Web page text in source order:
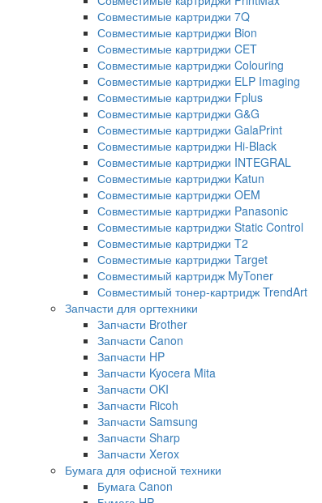
Совместимые картриджи 7Q
Совместимые картриджи Bion
Совместимые картриджи CET
Совместимые картриджи Colouring
Совместимые картриджи ELP Imaging
Совместимые картриджи Fplus
Совместимые картриджи G&G
Совместимые картриджи GalaPrint
Совместимые картриджи Hi-Black
Совместимые картриджи INTEGRAL
Совместимые картриджи Katun
Совместимые картриджи OEM
Совместимые картриджи Panasonic
Совместимые картриджи Static Control
Совместимые картриджи T2
Совместимые картриджи Target
Совместимый картридж MyToner
Совместимый тонер-картридж TrendArt
Запчасти для оргтехники
Запчасти Brother
Запчасти Canon
Запчасти HP
Запчасти Kyocera Mita
Запчасти OKI
Запчасти Ricoh
Запчасти Samsung
Запчасти Sharp
Запчасти Xerox
Бумага для офисной техники
Бумага Canon